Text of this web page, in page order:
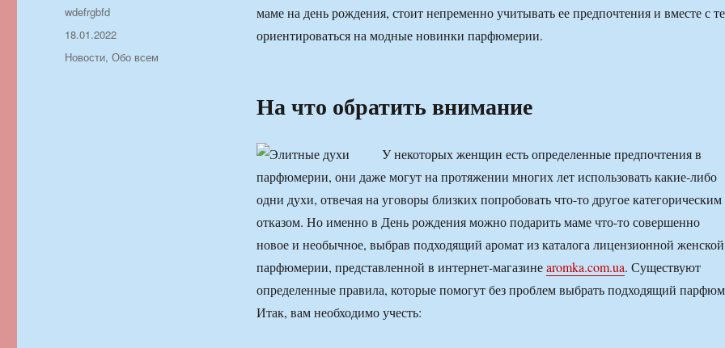
маме на день рождения, стоит непременно учитывать ее предпочтения и вместе с
ориентироваться на модные новинки парфюмерии.
На что обратить внимание
У некоторых женщин есть определенные предпочтения в
парфюмерии, они даже могут на протяжении многих лет использовать какие-либо
одни духи, отвечая на уговоры близких попробовать что-то другое категорическим
отказом. Но именно в День рождения можно подарить маме что-то совершенно
новое и необычное, выбрав подходящий аромат из каталога лицензионной женской
парфюмерии, представленной в интернет-магазинеaromka.com.ua. Существуют
определенные правила, которые помогут без проблем выбрать подходящий
Итак, вам необходимо учесть:
Автор
wdefrgbfd
Опубликовано
18.01.2022
Рубрики
Новости,Обо всем